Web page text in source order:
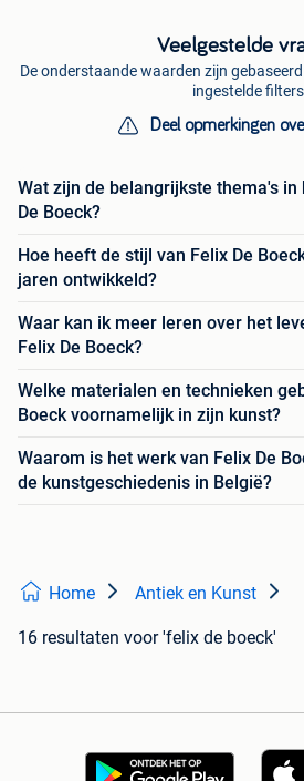
Veelgestelde
De onderstaande waarden zijn
ingestelde filters
Deel opmerkingen
Wat zijn de belangrijkste thema's in
De Boeck?
Hoe heeft de stijl van Felix De
jaren ontwikkeld?
Waar kan ik meer leren over het
Felix De Boeck?
Welke materialen en technieken
Boeck voornamelijk in zijn kunst?
Waarom is het werk van Felix De
de kunstgeschiedenis in België?
Home Antiek en Kunst
16 resultaten voor 'felix de boeck'